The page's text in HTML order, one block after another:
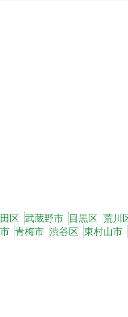
区 武蔵野市 目黒区 荒川
青梅市 渋谷区 東村山市